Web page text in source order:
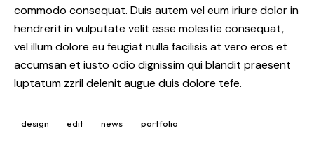
commodo consequat. Duis autem vel eum iriure dolor in
hendrerit in vulputate velit esse molestie consequat,
vel illum dolore eu feugiat nulla facilisis at vero eros et
accumsan et iusto odio dignissim qui blandit praesent
luptatum zzril delenit augue duis dolore tefe.
design edit news portfolio